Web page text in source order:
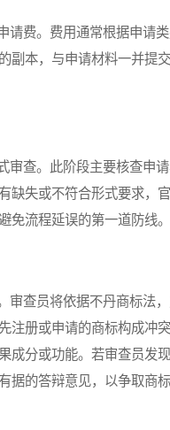
费。费用通常根据申请
副本，与申请材料一并提
查。此阶段主要核查申
缺失或不符合形式要求，
免流程延误的第一道防线。
查员将依据不丹商标法
注册或申请的商标构成冲
成分或功能。若审查员发
据的答辩意见，以争取商标